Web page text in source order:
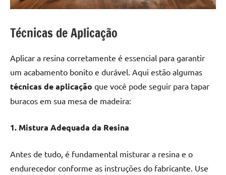
Técnicas de Aplicação
Aplicar a resina corretamente é essencial para garantir
um acabamento bonito e durável. Aqui estão algumas
técnicas de aplicação que você pode seguir para tapar
buracos em sua mesa de madeira:
1. Mistura Adequada da Resina
Antes de tudo, é fundamental misturar a resina e o
endurecedor conforme as instruções do fabricante. Use